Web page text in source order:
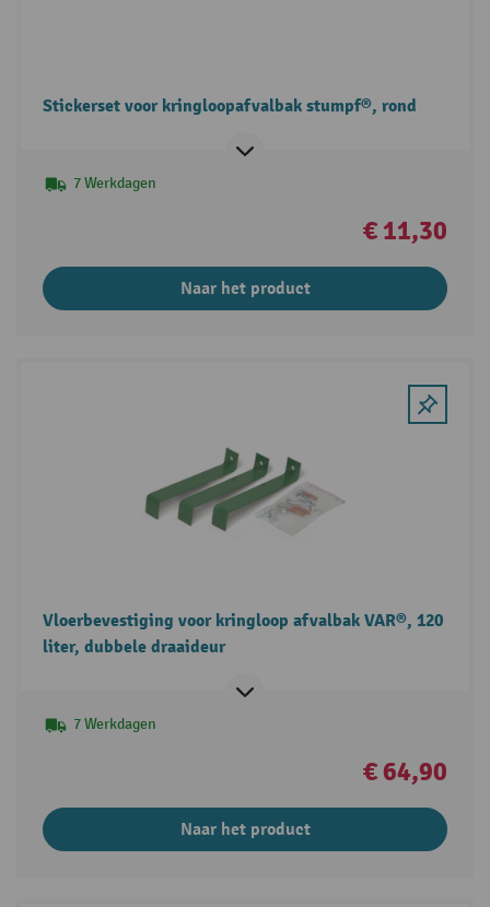
Stickerset voor kringloopafvalbak stumpf®, rond
7 Werkdagen
€ 11,30
Naar het product
Vloerbevestiging voor kringloop afvalbak VAR®, 120
liter, dubbele draaideur
7 Werkdagen
€ 64,90
Naar het product